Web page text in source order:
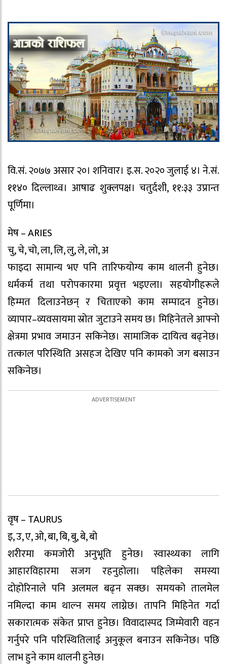
वि.सं. २०७७ असार २०। शनिवार। इ.स. २०२० जुलाई ४। ने.सं.
११४० दिल्लाथ्व। आषाढ शुक्लपक्ष। चतुर्दशी, ११:३३ उप्रान्त
पूर्णिमा।
मेष – ARIES
चु, चे, चो, ला, लि, लु, ले, लो, अ
फाइदा सामान्य भए पनि तारिफयोग्य काम थालनी हुनेछ।
धर्मकर्म तथा परोपकारमा प्रवृत्त भइएला। सहयोगीहरूले
हिम्मत दिलाउनेछन् र चिताएको काम सम्पादन हुनेछ।
व्यापार–व्यवसायमा स्रोत जुटाउने समय छ। मिहिनेतले आफ्नो
क्षेत्रमा प्रभाव जमाउन सकिनेछ। सामाजिक दायित्व बढ्नेछ।
तत्काल परिस्थिति असहज देखिए पनि कामको जग बसाउन
सकिनेछ।
वृष – TAURUS
इ, उ, ए, ओ, बा, बि, बु, बे, बो
शरीरमा कमजोरी अनुभूति हुनेछ। स्वास्थ्यका लागि
आहारविहारमा सजग रहनुहोला। पहिलेका समस्या
दोहोरिनाले पनि अलमल बढ्न सक्छ। समयको तालमेल
नमिल्दा काम थाल्न समय लाग्नेछ। तापनि मिहिनेत गर्दा
सकारात्मक संकेत प्राप्त हुनेछ। विवादास्पद जिम्मेवारी वहन
गर्नुपरे पनि परिस्थितिलाई अनुकूल बनाउन सकिनेछ। पछि
लाभ हुने काम थालनी हुनेछ।